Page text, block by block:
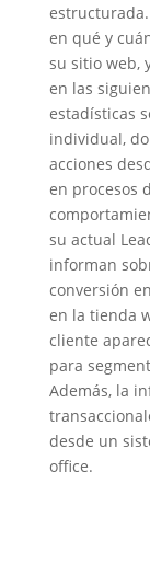
en qué y
su sitio web,
en las
estadísticas
individual,
acciones
en procesos
su actual
informan
conversión
en la tienda
cliente
para
Además, la
desde un
office.